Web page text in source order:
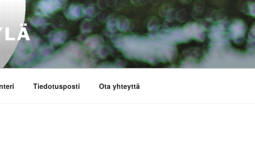
Tiedotusposti Ota yhteyttä